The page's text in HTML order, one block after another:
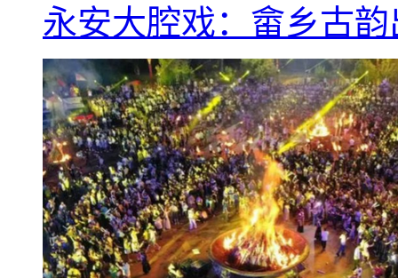
永安大腔戏：畲乡古